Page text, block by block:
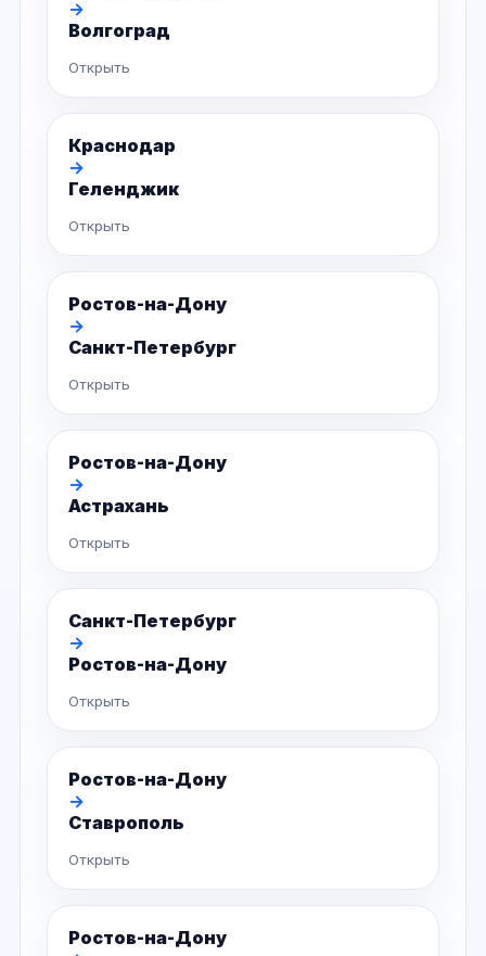
→
Волгоград
Открыть
Краснодар
→
Геленджик
Открыть
Ростов-на-Дону
→
Санкт-Петербург
Открыть
Ростов-на-Дону
→
Астрахань
Открыть
Санкт-Петербург
→
Ростов-на-Дону
Открыть
Ростов-на-Дону
→
Ставрополь
Открыть
Ростов-на-Дону